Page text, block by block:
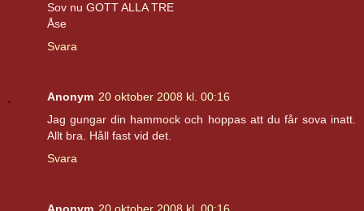
Sov nu GOTT ALLA TRE
Åse
Svara
Anonym 20 oktober 2008 kl. 00:16
Jag gungar din hammock och hoppas att du får sova inatt.
Allt bra. Håll fast vid det.
Svara